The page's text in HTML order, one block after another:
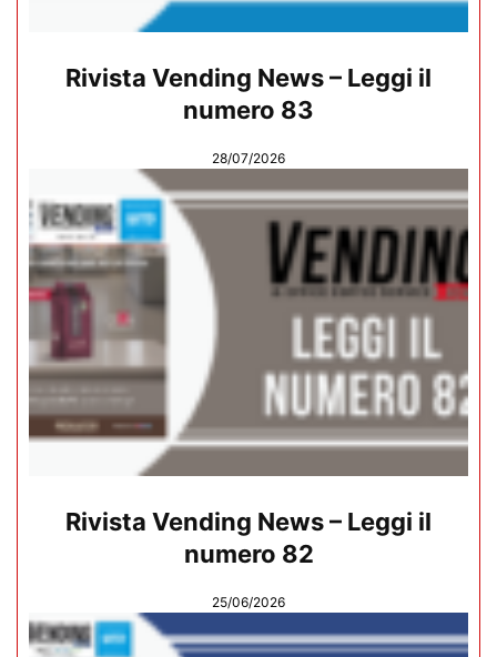
Rivista Vending News – Leggi il
numero 83
28/07/2026
Rivista Vending News – Leggi il
numero 82
25/06/2026